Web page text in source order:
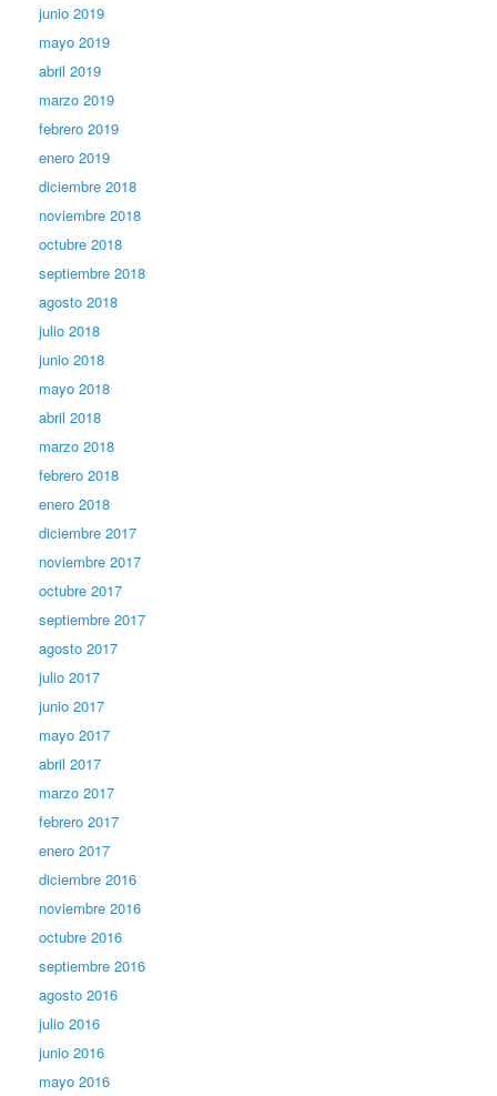
junio 2019
mayo 2019
abril 2019
marzo 2019
febrero 2019
enero 2019
diciembre 2018
noviembre 2018
octubre 2018
septiembre 2018
agosto 2018
julio 2018
junio 2018
mayo 2018
abril 2018
marzo 2018
febrero 2018
enero 2018
diciembre 2017
noviembre 2017
octubre 2017
septiembre 2017
agosto 2017
julio 2017
junio 2017
mayo 2017
abril 2017
marzo 2017
febrero 2017
enero 2017
diciembre 2016
noviembre 2016
octubre 2016
septiembre 2016
agosto 2016
julio 2016
junio 2016
mayo 2016